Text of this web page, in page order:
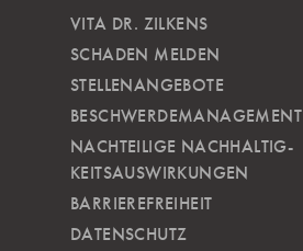
VITA DR. ZILKENS
SCHADEN MELDEN
STELLENANGEBOTE
BESCHWERDEMANAGEMENT
NACHTEILIGE NACH­HALTIG­
KEITSAUSWIRKUNGEN
BARRIEREFREIHEIT
DATENSCHUTZ